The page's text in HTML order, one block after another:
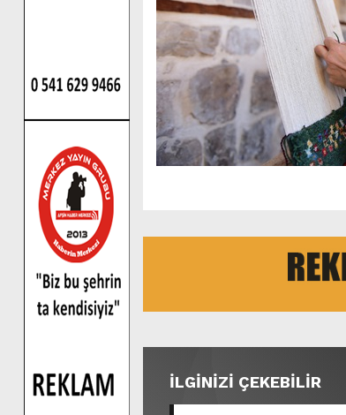
İLGİNİZİ ÇEKEBİLİR